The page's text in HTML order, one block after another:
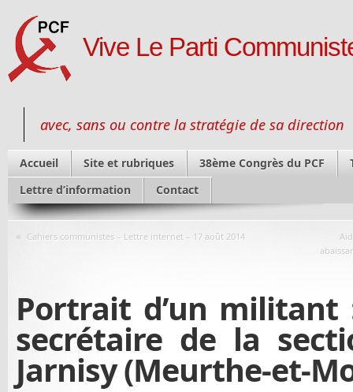
Vive Le Parti
avec, sans ou contre la stratégie de sa direction
Accueil Site et rubriques 38ème Congrès du PCF
Lettre d’information
Contact
« Cahiers communistes – Lettre internet – 17 août 2014
Portrait d’un militant
secrétaire de la
Jarnisy (Meurthe-et-